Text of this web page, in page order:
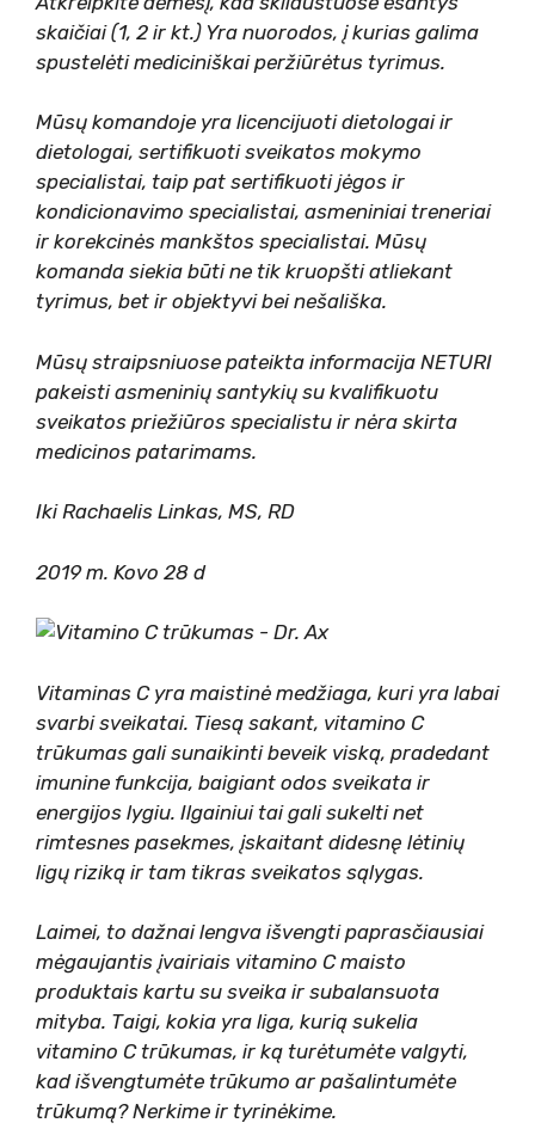
skaičiai (1, 2 ir kt.) Yra nuorodos, į kurias galima
spustelėti mediciniškai peržiūrėtus tyrimus.
Mūsų komandoje yra licencijuoti dietologai ir
dietologai, sertifikuoti sveikatos mokymo
specialistai, taip pat sertifikuoti jėgos ir
kondicionavimo specialistai, asmeniniai treneriai
ir korekcinės mankštos specialistai. Mūsų
komanda siekia būti ne tik kruopšti atliekant
tyrimus, bet ir objektyvi bei nešališka.
Mūsų straipsniuose pateikta informacija NETURI
pakeisti asmeninių santykių su kvalifikuotu
sveikatos priežiūros specialistu ir nėra skirta
medicinos patarimams.
IkiRachaelis Linkas, MS, RD
2019 m. Kovo 28 d
Vitaminas C yra maistinė medžiaga, kuri yra labai
svarbi sveikatai. Tiesą sakant, vitamino C
trūkumas gali sunaikinti beveik viską, pradedant
imunine funkcija, baigiant odos sveikata ir
energijos lygiu. Ilgainiui tai gali sukelti net
rimtesnes pasekmes, įskaitant didesnę lėtinių
ligų riziką ir tam tikras sveikatos sąlygas.
Laimei, to dažnai lengva išvengti paprasčiausiai
mėgaujantis įvairiais vitamino C maisto
produktais kartu su sveika ir subalansuota
mityba. Taigi, kokia yra liga, kurią sukelia
vitamino C trūkumas, ir ką turėtumėte valgyti,
kad išvengtumėte trūkumo ar pašalintumėte
trūkumą? Nerkime ir tyrinėkime.